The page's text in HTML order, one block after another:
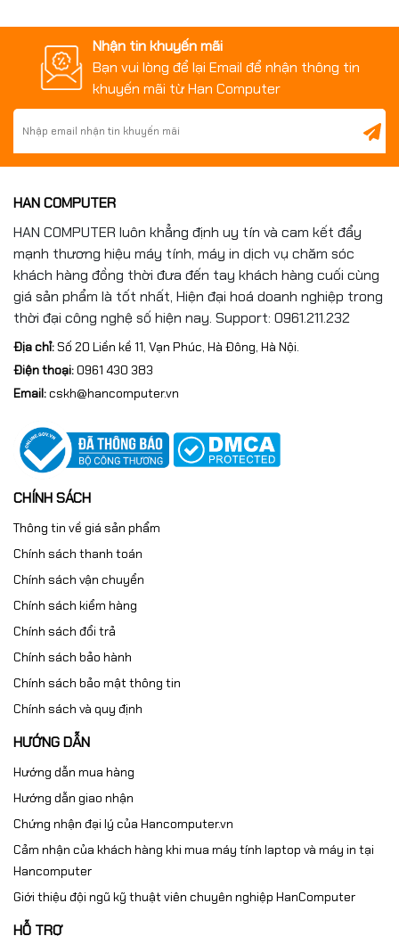
Trọng lượng 5Kg
Nhận tin khuyến mãi
Bạn vui lòng để lại Email để nhận thông tin
khuyến mãi từ Han Computer
HAN COMPUTER
HAN COMPUTER luôn khẳng định uy tín và cam kết đẩy
mạnh thương hiệu máy tính, máy in dịch vụ chăm sóc
khách hàng đồng thời đưa đến tay khách hàng cuối cùng
giá sản phẩm là tốt nhất, Hiện đại hoá doanh nghiệp trong
thời đại công nghệ số hiện nay. Support: 0961.211.232
Địa chỉ:Số 20 Liền kề 11, Vạn Phúc, Hà Đông, Hà Nội.
Điện thoại:0961 430 383
Email:cskh@hancomputer.vn
CHÍNH SÁCH
Thông tin về giá sản phẩm
Chính sách thanh toán
Chính sách vận chuyển
Chính sách kiểm hàng
Chính sách đổi trả
Chính sách bảo hành
Chính sách bảo mật thông tin
Chính sách và quy định
HƯỚNG DẪN
Hướng dẫn mua hàng
Hướng dẫn giao nhận
Chứng nhận đại lý của Hancomputer.vn
Cảm nhận của khách hàng khi mua máy tính laptop và máy in tại
Hancomputer
Giới thiệu đội ngũ kỹ thuật viên chuyên nghiệp HanComputer
HỖ TRỢ